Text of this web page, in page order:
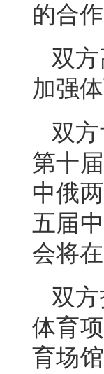
的合作
双
加强
双
第十
中俄
五届
会将
双
体育
育场